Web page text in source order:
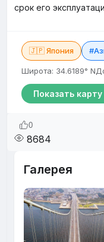
срок его
🇯🇵 Япония
Широта: 34.6189° N
Показать карту
0
8684
Галерея